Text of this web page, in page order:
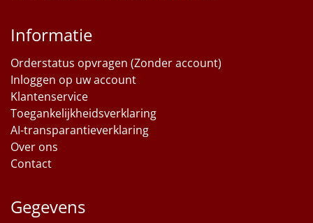
Informatie
Orderstatus opvragen (Zonder account)
Inloggen op uw account
Klantenservice
Toegankelijkheidsverklaring
AI-transparantieverklaring
Over ons
Contact
Gegevens